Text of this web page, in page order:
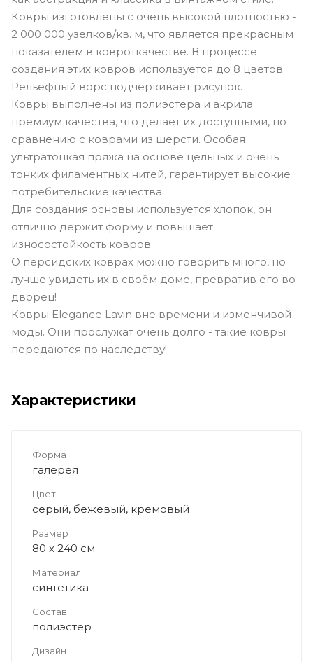
Ковры изготовлены с очень высокой плотностью -
2 000 000 узелков/кв. м, что является прекрасным
показателем в ковроткачестве. В процессе
создания этих ковров используется до 8 цветов.
Рельефный ворс подчёркивает рисунок.
Ковры выполнены из полиэстера и акрила
премиум качества, что делает их доступными, по
сравнению с коврами из шерсти. Особая
ультратонкая пряжа на основе цельных и очень
тонких филаментных нитей, гарантирует высокие
потребительские качества.
Для создания основы используется хлопок, он
отлично держит форму и повышает
износостойкость ковров.
О персидских коврах можно говорить много, но
лучше увидеть их в своём доме, превратив его во
дворец!
Ковры Elegance Lavin вне времени и изменчивой
моды. Они прослужат очень долго - такие ковры
передаются по наследству!
Характеристики
Форма
галерея
Цвет:
серый, бежевый, кремовый
Размер
80 x 240 см
Материал
синтетика
Состав
полиэстер
Дизайн